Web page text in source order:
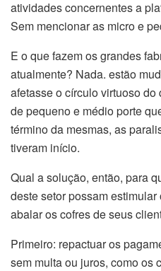
atividades concernentes a
Sem mencionar as micro e
E o que fazem os grandes
atualmente? Nada. estão
afetasse o círculo virtuoso
de pequeno e médio porte
término da mesmas, as
tiveram início.
Qual a solução, então, para
deste setor possam
abalar os cofres de seus
Primeiro: repactuar os
sem multa ou juros, como os